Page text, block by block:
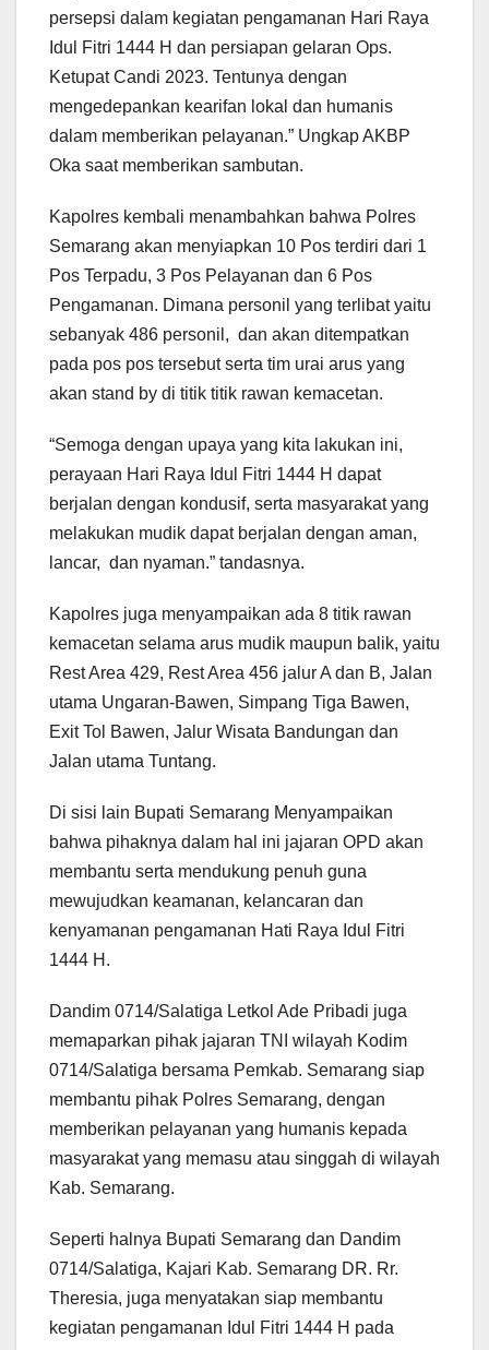
persepsi dalam kegiatan pengamanan Hari Raya
Idul Fitri 1444 H dan persiapan gelaran Ops.
Ketupat Candi 2023. Tentunya dengan
mengedepankan kearifan lokal dan humanis
dalam memberikan pelayanan.” Ungkap AKBP
Oka saat memberikan sambutan.
Kapolres kembali menambahkan bahwa Polres
Semarang akan menyiapkan 10 Pos terdiri dari 1
Pos Terpadu, 3 Pos Pelayanan dan 6 Pos
Pengamanan. Dimana personil yang terlibat yaitu
sebanyak 486 personil, dan akan ditempatkan
pada pos pos tersebut serta tim urai arus yang
akan stand by di titik titik rawan kemacetan.
“Semoga dengan upaya yang kita lakukan ini,
perayaan Hari Raya Idul Fitri 1444 H dapat
berjalan dengan kondusif, serta masyarakat yang
melakukan mudik dapat berjalan dengan aman,
lancar, dan nyaman.” tandasnya.
Kapolres juga menyampaikan ada 8 titik rawan
kemacetan selama arus mudik maupun balik, yaitu
Rest Area 429, Rest Area 456 jalur A dan B, Jalan
utama Ungaran-Bawen, Simpang Tiga Bawen,
Exit Tol Bawen, Jalur Wisata Bandungan dan
Jalan utama Tuntang.
Di sisi lain Bupati Semarang Menyampaikan
bahwa pihaknya dalam hal ini jajaran OPD akan
membantu serta mendukung penuh guna
mewujudkan keamanan, kelancaran dan
kenyamanan pengamanan Hati Raya Idul Fitri
1444 H.
Dandim 0714/Salatiga Letkol Ade Pribadi juga
memaparkan pihak jajaran TNI wilayah Kodim
0714/Salatiga bersama Pemkab. Semarang siap
membantu pihak Polres Semarang, dengan
memberikan pelayanan yang humanis kepada
masyarakat yang memasu atau singgah di wilayah
Kab. Semarang.
Seperti halnya Bupati Semarang dan Dandim
0714/Salatiga, Kajari Kab. Semarang DR. Rr.
Theresia, juga menyatakan siap membantu
kegiatan pengamanan Idul Fitri 1444 H pada